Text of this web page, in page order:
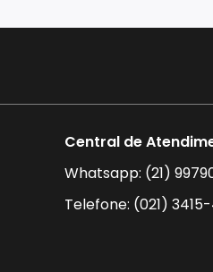
Central de
Whatsapp: (21)
Telefone: (021)